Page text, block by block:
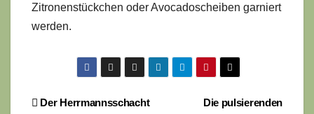
Zitronenstückchen oder Avocadoscheiben garniert
werden.
BeitragsnavigationDie pulsierenden
Der Herrmannsschacht